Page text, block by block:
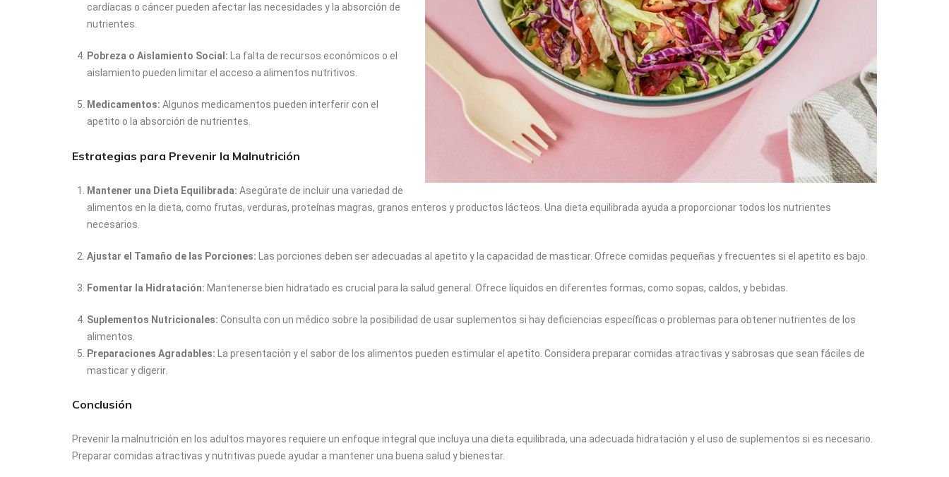
cardíacas o cáncer pueden afectar las necesidades y la absorción de
nutrientes.
Pobreza o Aislamiento Social: La falta de recursos económicos o el
aislamiento pueden limitar el acceso a alimentos nutritivos.
Medicamentos: Algunos medicamentos pueden interferir con el
apetito o la absorción de nutrientes.
Estrategias para Prevenir la Malnutrición
Mantener una Dieta Equilibrada: Asegúrate de incluir una variedad de
alimentos en la dieta, como frutas, verduras, proteínas magras, granos enteros y productos lácteos. Una dieta equilibrada ayuda a proporcionar todos los nutrientes
necesarios.
Ajustar el Tamaño de las Porciones: Las porciones deben ser adecuadas al apetito y la capacidad de masticar. Ofrece comidas pequeñas y frecuentes si el apetito es bajo.
Fomentar la Hidratación: Mantenerse bien hidratado es crucial para la salud general. Ofrece líquidos en diferentes formas, como sopas, caldos, y bebidas.
Suplementos Nutricionales: Consulta con un médico sobre la posibilidad de usar suplementos si hay deficiencias específicas o problemas para obtener nutrientes de los
alimentos.
Preparaciones Agradables: La presentación y el sabor de los alimentos pueden estimular el apetito. Considera preparar comidas atractivas y sabrosas que sean fáciles de
masticar y digerir.
Conclusión
Prevenir la malnutrición en los adultos mayores requiere un enfoque integral que incluya una dieta equilibrada, una adecuada hidratación y el uso de suplementos si es necesario.
Preparar comidas atractivas y nutritivas puede ayudar a mantener una buena salud y bienestar.